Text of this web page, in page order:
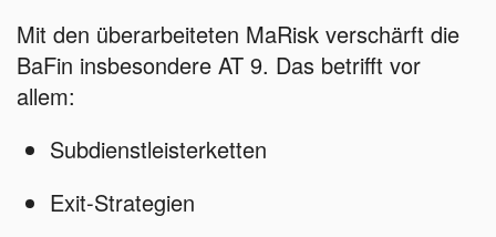
Mit den überarbeiteten MaRisk verschärft die
BaFin insbesondere AT 9. Das betrifft vor
allem:
Subdienstleisterketten
Exit-Strategien